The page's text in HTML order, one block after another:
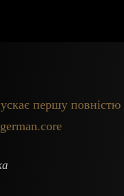
першу повністю